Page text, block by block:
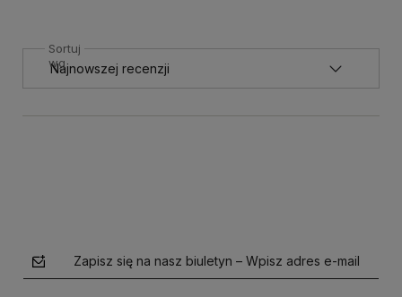
Sortuj
wg
Zapisz się na nasz biuletyn – Wpisz adres e-mail